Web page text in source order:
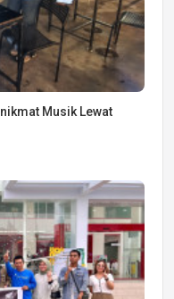
Musik Lewat